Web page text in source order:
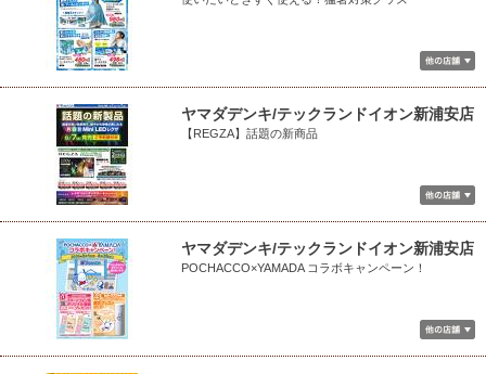
ヤマダデンキ/テックランドイオン新浦安店
【REGZA】話題の新商品
ヤマダデンキ/テックランドイオン新浦安店
POCHACCO×YAMADA コラボキャンペーン！